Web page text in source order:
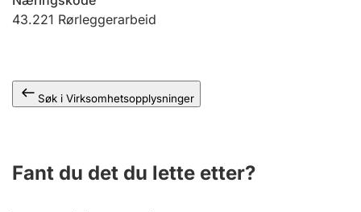
43.221 Rørleggerarbeid
Søk i Virksomhetsopplysninger
Fant du det du lette etter?